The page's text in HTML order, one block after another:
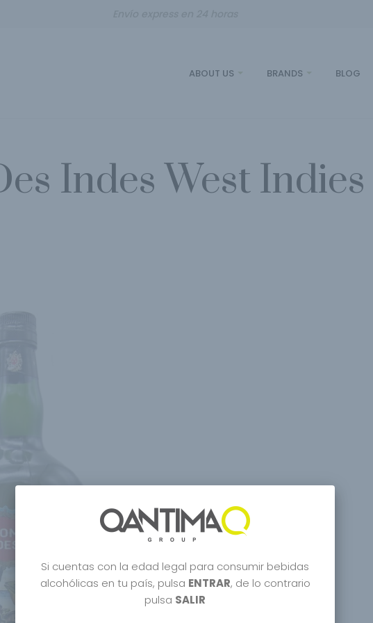
ABOUT US BRANDS BLOG
Indes West
Si cuentas con la edad legal para consumir bebidas
alcohólicas en tu país, pulsa ENTRAR, de lo contrario
pulsa SALIR